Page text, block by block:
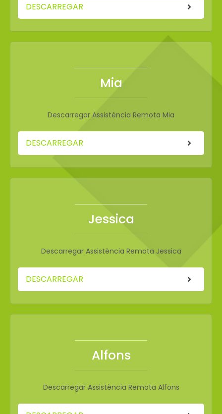
DESCARREGAR
Mia
Descarregar Assistència Remota Mia
DESCARREGAR
Jessica
Descarregar Assistència Remota Jessica
DESCARREGAR
Alfons
Descarregar Assistència Remota Alfons